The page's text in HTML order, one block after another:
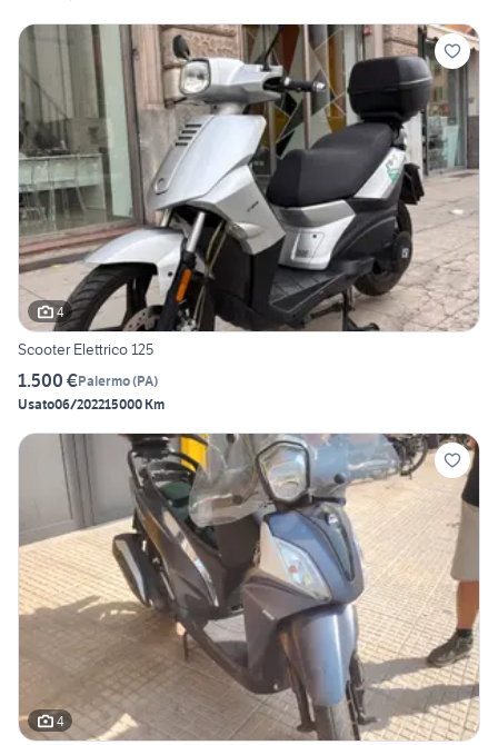
4
Scooter Elettrico 125
1.500 €Palermo(PA)
Usato06/202215000 Km
4